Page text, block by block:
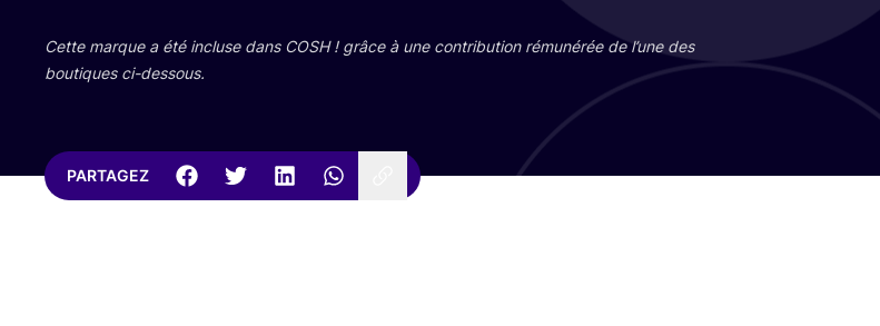
Cette marque a été incluse dans COSH! grâce à une contri­bu­tion rému­né­rée de l’une des
bou­tiques ci-dessous.
PARTAGEZ